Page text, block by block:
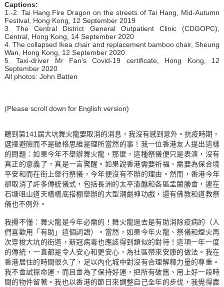
Captions:
1.-2. Tai Hang Fire Dragon on the streets of Tai Hang, Mid-Autumn
Festival, Hong Kong, 12 September 2019
3. The Central District General Outpatient Clinic (CDGOPC),
Central, Hong Kong, 14 September 2020
4. The collapsed Ikea chair and replacement bamboo chair, Sheung
Wan, Hong Kong, 12 September 2020
5. Taxi-driver Mr Fan’s Covid-19 certificate, Hong Kong, 12
September 2020
All photos: John Batten
(Please scroll down for English version)
聽到第141屆大坑舞火龍要取消的消息，我沒有感到意外。抗疫時期，
選擇避險而不是破格思維是理所當然的事！我一位香港友人提出這樣
的問題：如果今年不舉辦舞火龍，那麼，這種祭儀便只是表演，沒有
真正的意義了，真是一言驚醒。如果說香港需要祈福、需要為保合境
平安和而在街上舉行祭儀，今年便沒有不辦的理由。然而，香港今年
卻取消了許多傳統儀式，包括長洲的太平清醮和各區盂蘭勝會，連在
石塘咀山道天橋橋底搭棚舉辦的大型潮劇神功戲，還有佛教和道教祭
儀也不例外。
我攪不懂：舞火龍是今年必需的！舞火龍過去是有助消除疫病的（人
們喜歡用「有助」這個詞語）。當然，如果今年火龍、祭儀和煙火再
次穿梭大坑的街道，新冠病毒也應該得到類似的對待！這項一年一度
的傳統，一直都是令人安心和更安心，為社區帶來安康的做法。我在
香港居住的時間很久了，足以內化城中對沒有合理解釋力量的尊重。
我不會試探命運，而且會為了保持好運，把所有破舊、用上好一段時
間的物件留著。我也以香港的節日來調整自己全年的步伐，我覺得農